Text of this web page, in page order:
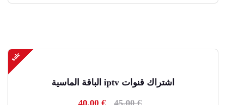
sale
اشتراك قنوات iptv الباقة الماسية
45,00€
Original
40,00 €